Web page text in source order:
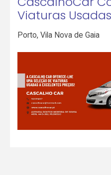
Viaturas Usadas
Porto,Vila Nova de Gaia